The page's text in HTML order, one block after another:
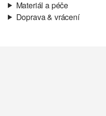
Materiál a péče
Doprava & vrácení